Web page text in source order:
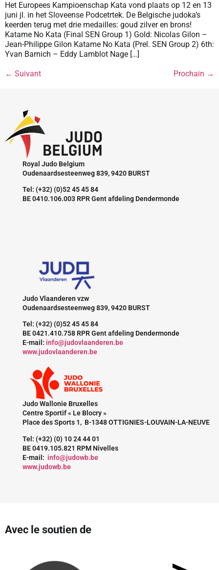
Het Europees Kampioenschap Kata vond plaats op 12 en 13
juni jl. in het Sloveense Podcetrtek. De Belgische judoka’s
keerden terug met drie medailles: goud zilver en brons!
Katame No Kata (Final SEN Group 1) Gold: Nicolas Gilon –
Jean-Philippe Gilon Katame No Kata (Prel. SEN Group 2) 6th:
Yvan Barnich – Eddy Lamblot Nage […]
← Suivant Prochain →
Royal Judo Belgium
Oudenaardsesteenweg 839, 9420 BURST
Tel: (+32) (0)52 45 45 84
BE 0410.106.003 RPR Gent afdeling Dendermonde
Judo Vlaanderen vzw
Oudenaardsesteenweg 839, 9420 BURST
Tel: (+32) (0)52 45 45 84
BE 0421.410.758 RPR Gent afdeling Dendermonde
E-mail: info@judovlaanderen.be
www.judovlaanderen.be
Judo Wallonie Bruxelles
Centre Sportif « Le Blocry »
Place des Sports 1, B-1348 OTTIGNIES-LOUVAIN-LA-NEUVE
Tel: (+32) (0) 10 24 44 01
BE 0419.105.821 RPM Nivelles
E-mail: info@judowb.be
www.judowb.be
Avec le soutien de